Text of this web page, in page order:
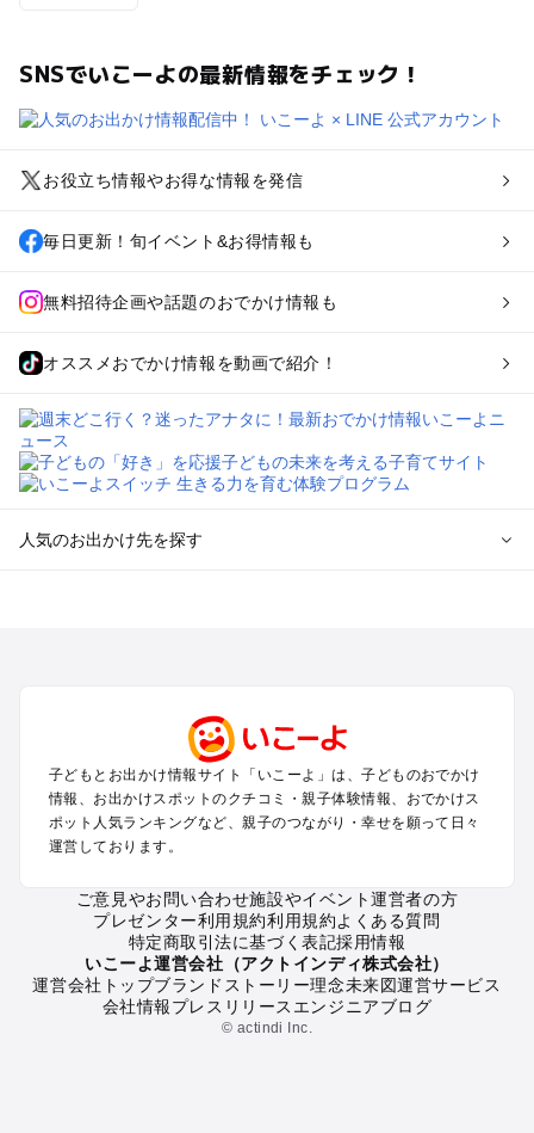
SNSでいこーよの最新情報をチェック！
お役立ち情報やお得な情報を発信
毎日更新！旬イベント&お得情報も
無料招待企画や話題のおでかけ情報も
オススメおでかけ情報を動画で紹介！
人気のお出かけ先を探す
関西のプールおでかけ
中国･四国のプールおでかけ
九州･沖縄のプールおでかけ
定番お出かけスポット
牧場
子どもとお出かけ情報サイト「いこーよ」は、子どものおでかけ
情報、お出かけスポットのクチコミ・親子体験情報、おでかけス
ポット人気ランキングなど、親子のつながり・幸せを願って日々
運営しております。
ご意見やお問い合わせ施設やイベント運営者の方
プレゼンター利用規約利用規約よくある質問
特定商取引法に基づく表記採用情報
いこーよ運営会社（アクトインディ株式会社）
運営会社トップブランドストーリー理念未来図運営サービス
会社情報プレスリリース エンジニアブログ
© actindi Inc.